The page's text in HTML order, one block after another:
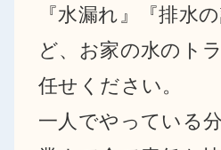
『水漏れ』『排水
ど、お家の水のト
任せください。
一人でやっている